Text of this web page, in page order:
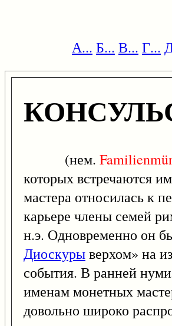
А... Б... В... Г...
(нем.
которых встречаются
мастера относилась к
карьере члены семей
н.э. Одновременно он
Диоскурыверхом» на
события. В ранней
именам монетных
довольно широко